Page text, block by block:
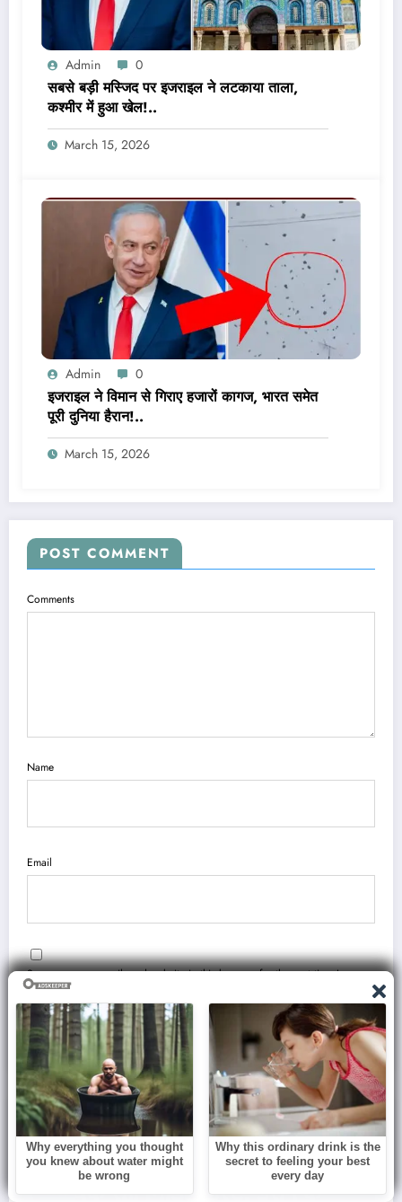
Admin 0
सबसे बड़ी मस्जिद पर इजराइल ने लटकाया ताला,
कश्मीर में हुआ खेल!..
March 15, 2026
Admin 0
इजराइल ने विमान से गिराए हजारों कागज, भारत समेत
पूरी दुनिया हैरान!..
March 15, 2026
POST COMMENT
Comments
Name
Email
Save my name, email, and website in this browser for the next time I
comment.
You May Have Missed
BLOG